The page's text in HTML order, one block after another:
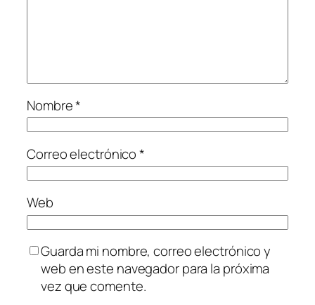
Nombre*
Correo electrónico*
Web
Guarda mi nombre, correo electrónico y
web en este navegador para la próxima
vez que comente.